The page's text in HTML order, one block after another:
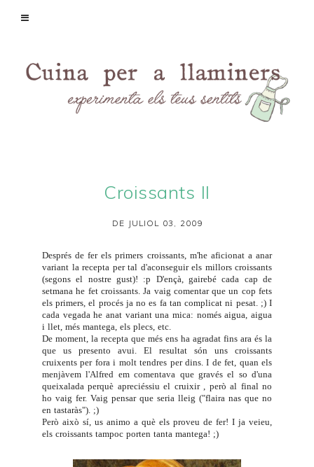
Croissants II
DE JULIOL 03, 2009
Després de fer elsprimers croissants, m'he aficionat a anar
variant la recepta per tal d'aconseguir els millors croissants
(segons el nostre gust)! :p D'ençà, gairebé cada cap de
setmana he fet croissants. Ja vaig comentar que un cop fets
els primers, el procés ja no es fa tan complicat ni pesat. ;) I
cada vegada he anat variant una mica: només aigua, aigua
i llet, més mantega, els plecs, etc.
De moment, la recepta que més ens ha agradat fins ara és la
que us presento avui. El resultat són uns croissants
cruixents per fora i molt tendres per dins. I de fet, quan els
menjàvem l'Alfred em comentava que gravés el so d'una
queixalada perquè apreciéssiu el cruixir , però al final no
ho vaig fer. Vaig pensar que seria lleig ("flaira nas que no
en tastaràs"). ;)
Però això sí, us animo a què els proveu de fer! I ja veieu,
els croissants tampoc porten tanta mantega! ;)